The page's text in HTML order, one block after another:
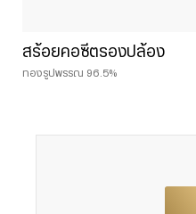
สร้อยคอซีตรองปล้อง
ทองรูปพรรณ 96.5%